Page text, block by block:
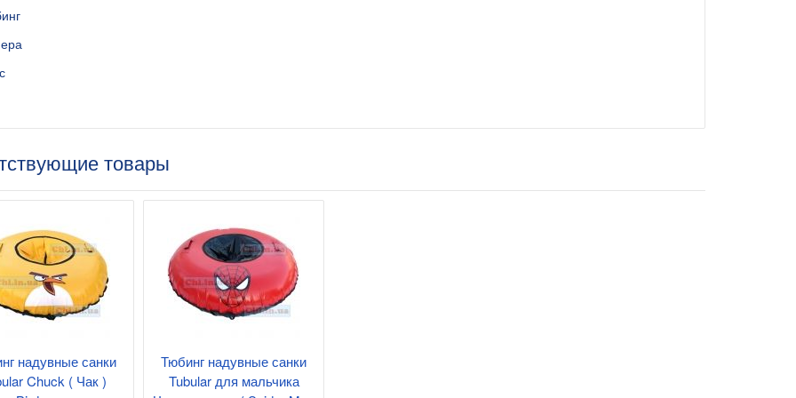
товары
надувные санки
Chuck ( Чак )
Тюбинг надувные санки
Tubular для мальчика